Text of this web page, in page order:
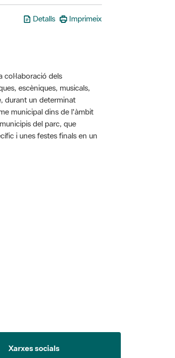
Detalls Imprimeix
dels
escèniques, musicals,
durant un determinat
municipal dins de l'àmbit
del parc, que
i unes festes finals en un
Xarxes socials